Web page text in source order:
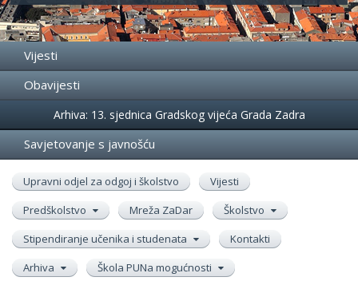
Vijesti
Obavijesti
Događanja
Arhiva: 13. sjednica Gradskog vijeća Grada Zadra
Savjetovanje s javnošću
Upravni odjel za odgoj i školstvo
Vijesti
Predškolstvo
Mreža ZaDar
Školstvo
Stipendiranje učenika i studenata
Kontakti
Arhiva
Škola PUNa mogućnosti